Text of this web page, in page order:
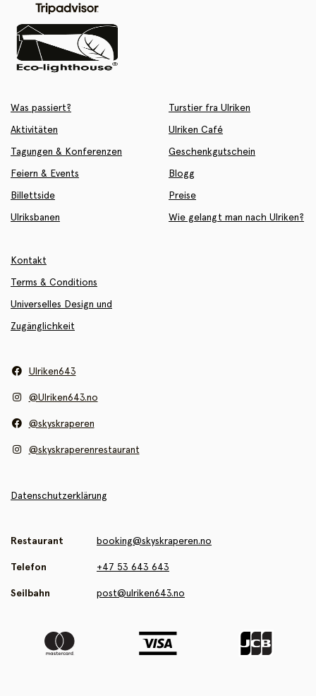
Was passiert?
Aktivitäten
Tagungen & Konferenzen
Feiern & Events
Billettside
Ulriksbanen
Turstier fra Ulriken
Ulriken Café
Geschenkgutschein
Blogg
Preise
Wie gelangt man nach Ulriken?
Kontakt
Terms & Conditions
Universelles Design und
Zugänglichkeit
Ulriken643
@Ulriken643.no
@skyskraperen
@skyskraperenrestaurant
Datenschutzerklärung
Restaurant booking@skyskraperen.no
Telefon +47 53 643 643
Seilbahn post@ulriken643.no